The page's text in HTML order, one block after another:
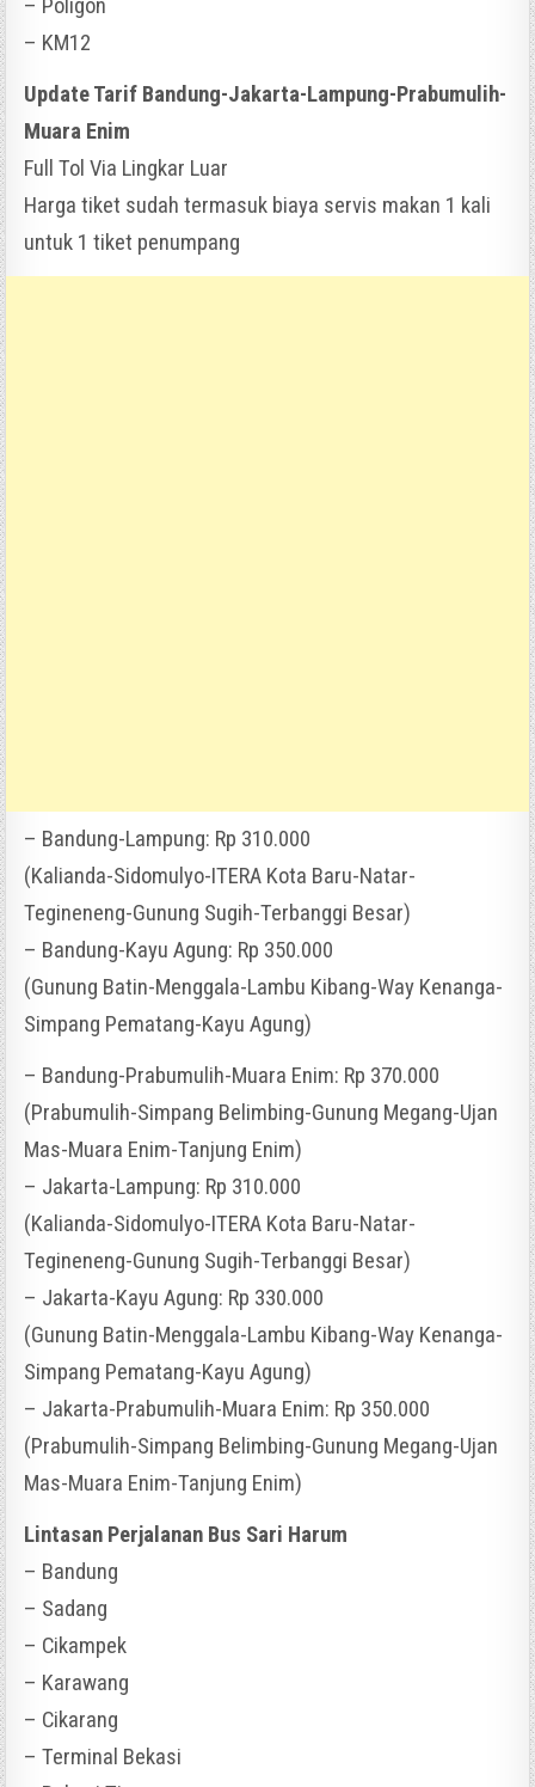
– Poligon
– KM12
Update Tarif Bandung-Jakarta-Lampung-Prabumulih-
Muara Enim
Full Tol Via Lingkar Luar
Harga tiket sudah termasuk biaya servis makan 1 kali
untuk 1 tiket penumpang
– Bandung-Lampung: Rp 310.000
(Kalianda-Sidomulyo-ITERA Kota Baru-Natar-
Tegineneng-Gunung Sugih-Terbanggi Besar)
– Bandung-Kayu Agung: Rp 350.000
(Gunung Batin-Menggala-Lambu Kibang-Way Kenanga-
Simpang Pematang-Kayu Agung)
– Bandung-Prabumulih-Muara Enim: Rp 370.000
(Prabumulih-Simpang Belimbing-Gunung Megang-Ujan
Mas-Muara Enim-Tanjung Enim)
– Jakarta-Lampung: Rp 310.000
(Kalianda-Sidomulyo-ITERA Kota Baru-Natar-
Tegineneng-Gunung Sugih-Terbanggi Besar)
– Jakarta-Kayu Agung: Rp 330.000
(Gunung Batin-Menggala-Lambu Kibang-Way Kenanga-
Simpang Pematang-Kayu Agung)
– Jakarta-Prabumulih-Muara Enim: Rp 350.000
(Prabumulih-Simpang Belimbing-Gunung Megang-Ujan
Mas-Muara Enim-Tanjung Enim)
Lintasan Perjalanan Bus Sari Harum
– Bandung
– Sadang
– Cikampek
– Karawang
– Cikarang
– Terminal Bekasi